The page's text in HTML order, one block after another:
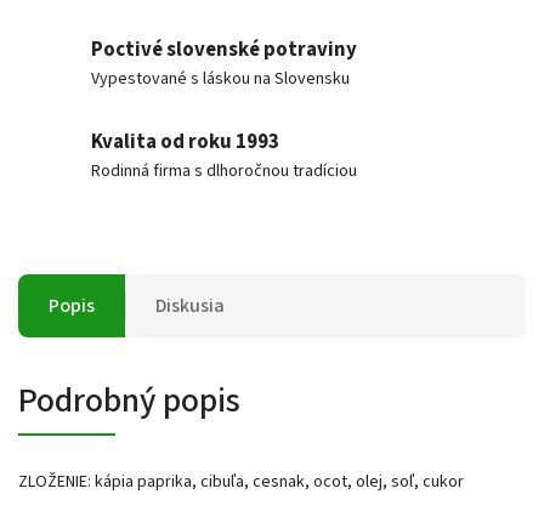
Poctivé slovenské potraviny
Vypestované s láskou na Slovensku
Kvalita od roku 1993
Rodinná firma s dlhoročnou tradíciou
Popis Diskusia
Podrobný popis
ZLOŽENIE: kápia paprika, cibuľa, cesnak, ocot, olej, soľ, cukor